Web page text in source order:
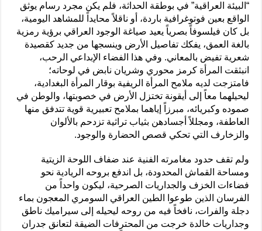
“البيئة العراقية” في بوطقة الحداثة، فلم يكن مجرد رسام يوثق
الواقع بعين فوتوغرافية باردة، أو ناقلاً محايداً للمشاهد اليومية،
بل كان فيلسوفاً بصرياً يعيد صياغة الوجود العراقي برؤية رمزية
بالغة العمق، يفكك تفاصيل الأرض وينسجها من جديد كقصيدة
شعرية تفيض بالمعاني. وفي هذا الفضاء الإبداعي الرحب،
انبثقت المرأة كرمز محوري وشريان نابض في لوحاته؛
فامتزجت لديه ملامح المرأة الريفية بوقار المرأة البغدادية،
ليحيلهما معاً إلى أيقونة تختزل الأرض في خصوبتها، والوطن في
صموده وكبريائه، مبرزاً إياهما بملامح تعبيرية قوية تتدفق منها
العاطفة، ومجللاً أجسادهن بثياب تراثية تزدحم بالألوان
والزخارف التي تحكي قصص الحضارة والوجود.
ولم تقف حدود مغامرته الفنية عند ضفاف اللوحة الزيتية
ومساحة القماش المحدودة، بل اندفع بروحه الريادية نحو
فضاءات الخزف والجداريات الصرحية، ليكون واحداً من
الفرسان الذين طوعوا الطين العراقي السومري المعجون بماء
دجلة والفرات، نافخاً فيه من روحه ليحيله إلى سيراميك ناطق
وجداريات خالدة خرجت من المحترفات الضيقة لتعانق جدران